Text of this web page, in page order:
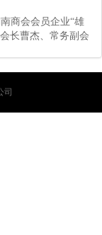
商会会员企业“雄
长曹杰、常务副会
司